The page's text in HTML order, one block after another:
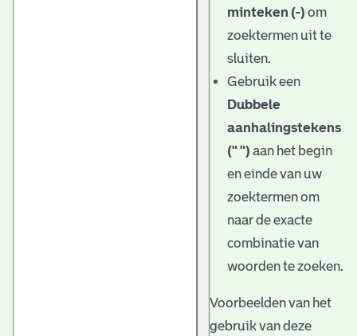
minteken (-) om
zoektermen uit te
sluiten.
Gebruik een
Dubbele
aanhalingstekens
(" ") aan het begin
en einde van uw
zoektermen om
naar de exacte
combinatie van
woorden te zoeken.
Voorbeelden van het
gebruik van deze